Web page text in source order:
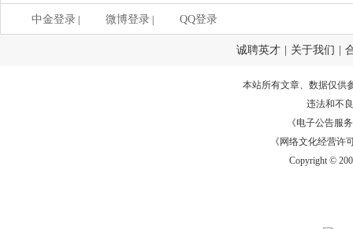
中金登录 微博登录 QQ登录
诚聘英才 关于我们
本站所有文章、数据仅供
违法和不
《电子公告服务
《网络文化经营许
Copyright ©